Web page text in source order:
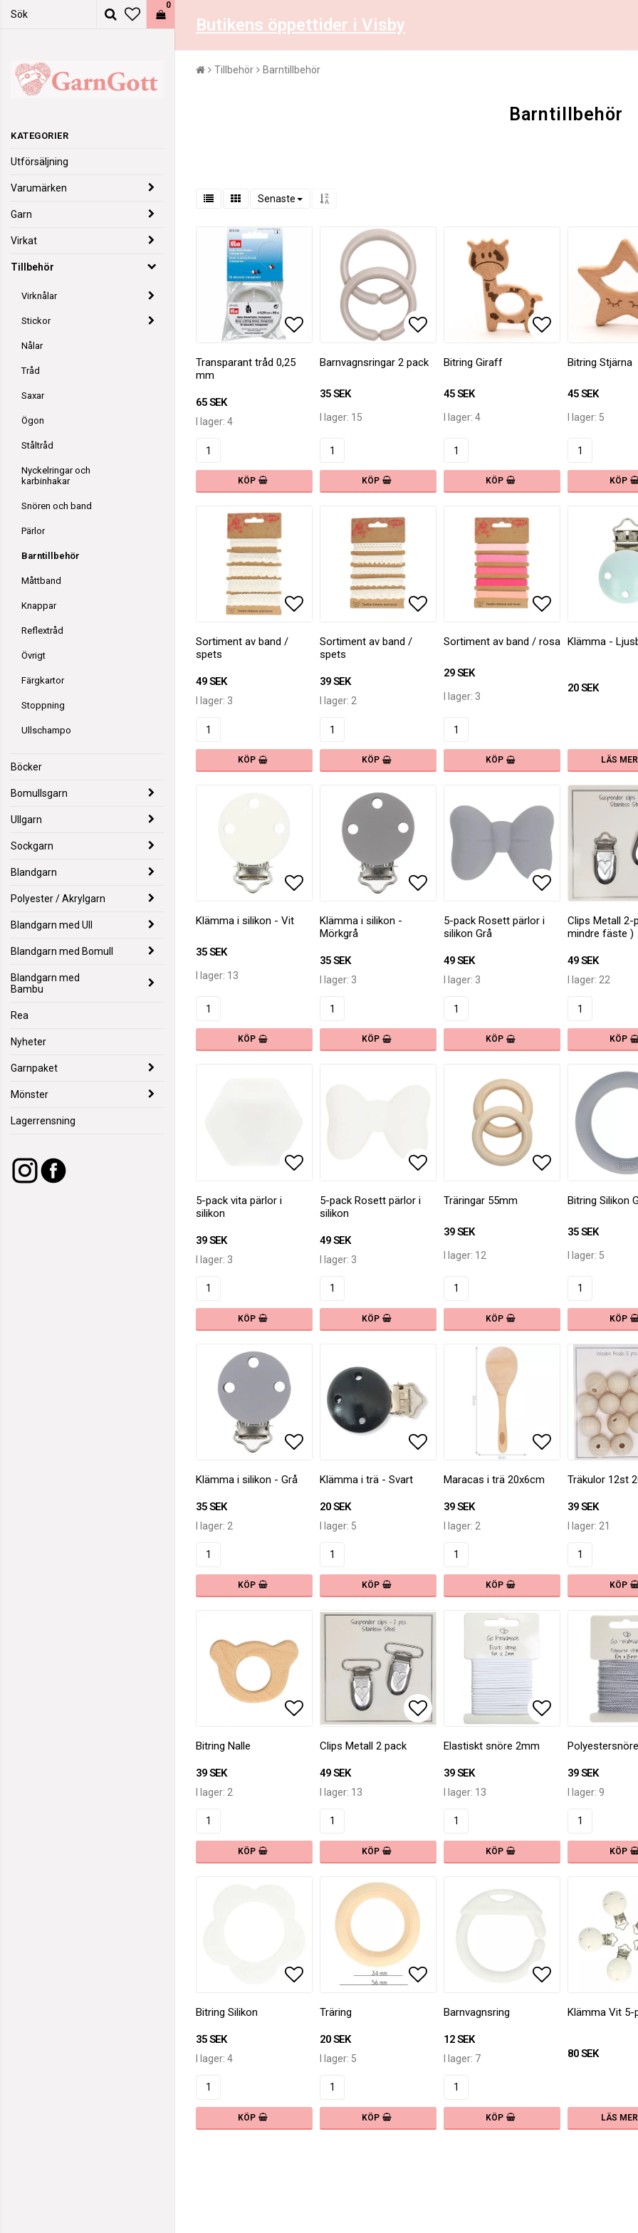
Butikens öppettider i Visby
0
KATEGORIER
Utförsäljning
Varumärken
Garn
Virkat
Tillbehör
Virknålar
Stickor
Nålar
Tråd
Saxar
Ögon
Ståltråd
Nyckelringar och
karbinhakar
Snören och band
Pärlor
Barntillbehör
Måttband
Knappar
Reflextråd
Övrigt
Färgkartor
Stoppning
Ullschampo
Böcker
Bomullsgarn
Ullgarn
Sockgarn
Blandgarn
Polyester / Akrylgarn
Blandgarn med Ull
Blandgarn med Bomull
Blandgarn med
Bambu
Rea
Nyheter
Garnpaket
Mönster
Lagerrensning
Tillbehör Barntillbehör
Barntillbehör
Senaste
Transparant tråd 0,25
mm
65 SEK
I lager: 4
KÖP
Barnvagnsringar 2 pack
35 SEK
I lager: 15
KÖP
Bitring Giraff
45 SEK
I lager: 4
KÖP
Bitring Stjärna
45 SEK
I lager: 5
KÖP
Sortiment av band /
spets
49 SEK
I lager: 3
KÖP
Sortiment av band /
spets
39 SEK
I lager: 2
KÖP
Sortiment av band / rosa
29 SEK
I lager: 3
KÖP
Klämma -
20 SEK
LÄS MER
Klämma i silikon - Vit
35 SEK
I lager: 13
KÖP
Lägg till i favoritlistan
Klämma i silikon -
Mörkgrå
35 SEK
I lager: 3
KÖP
Lägg till i
5-pack Rosett pärlor i
silikon Grå
49 SEK
I lager: 3
KÖP
Clips Metall 2-
mindre fäste )
49 SEK
I lager: 22
KÖP
5-pack vita pärlor i
silikon
39 SEK
I lager: 3
KÖP
5-pack Rosett pärlor i
silikon
49 SEK
I lager: 3
KÖP
Träringar 55mm
39 SEK
I lager: 12
KÖP
Bitring Silikon
35 SEK
I lager: 5
KÖP
Klämma i silikon - Grå
35 SEK
I lager: 2
KÖP
Lägg till i favoritlistan
Lägg till i favoritlistan
Klämma i trä - Svart
20 SEK
I lager: 5
KÖP
Lägg till i
Maracas i trä 20x6cm
39 SEK
I lager: 2
KÖP
Träkulor 12st
39 SEK
I lager: 21
KÖP
Bitring Nalle
39 SEK
I lager: 2
KÖP
Clips Metall 2 pack
49 SEK
I lager: 13
KÖP
Elastiskt snöre 2mm
39 SEK
I lager: 13
KÖP
Polyestersnöre
39 SEK
I lager: 9
KÖP
Bitring Silikon
35 SEK
I lager: 4
KÖP
Träring
20 SEK
I lager: 5
KÖP
Barnvagnsring
12 SEK
I lager: 7
KÖP
Klämma Vit 5-
80 SEK
LÄS MER